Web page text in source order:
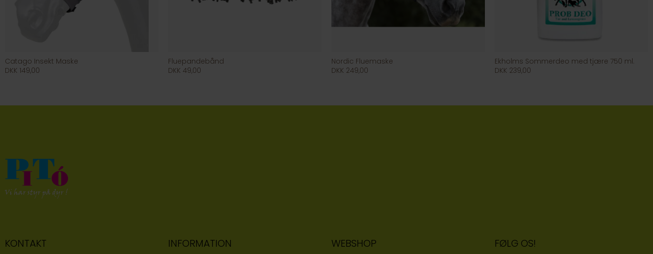
Catago Insekt Maske
DKK 149,00
Fluepandebånd
DKK 49,00
Nordic Fluemaske
DKK 249,00
Ekholms Sommerdeo med tjære 750 ml.
DKK 239,00
KONTAKT INFORMATION WEBSHOP FØLG OS!